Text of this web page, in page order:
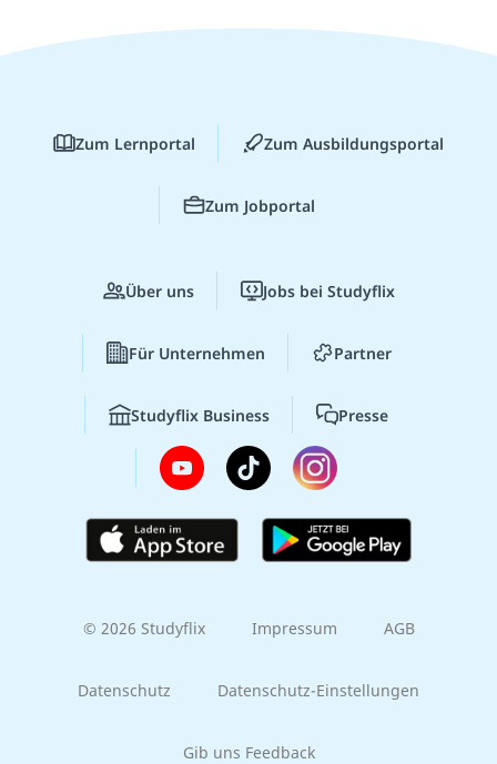
Zum Lernportal Zum Ausbildungsportal
Zum Jobportal
Über uns Jobs bei Studyflix
Für Unternehmen Partner
Studyflix Business Presse
© 2026 Studyflix Impressum AGB
Datenschutz Datenschutz-Einstellungen
Gib uns Feedback